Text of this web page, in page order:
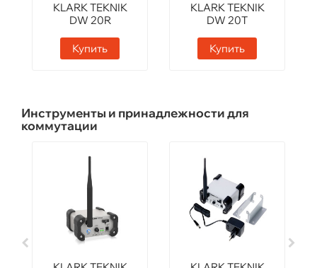
KLARK TEKNIK
DW 20R
Купить
KLARK TEKNIK
DW 20T
Купить
Инструменты и принадлежности для
коммутации